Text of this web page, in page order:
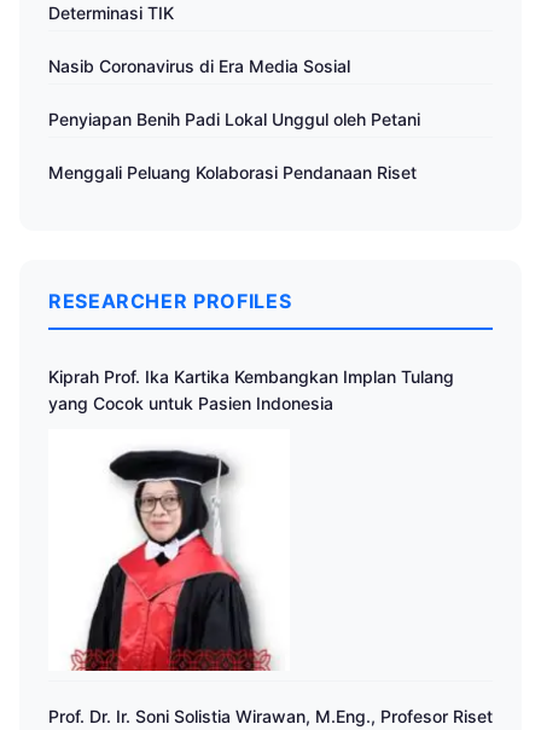
Determinasi TIK
Nasib Coronavirus di Era Media Sosial
Penyiapan Benih Padi Lokal Unggul oleh Petani
Menggali Peluang Kolaborasi Pendanaan Riset
RESEARCHER PROFILES
Kiprah Prof. Ika Kartika Kembangkan Implan Tulang
yang Cocok untuk Pasien Indonesia
Prof. Dr. Ir. Soni Solistia Wirawan, M.Eng., Profesor Riset